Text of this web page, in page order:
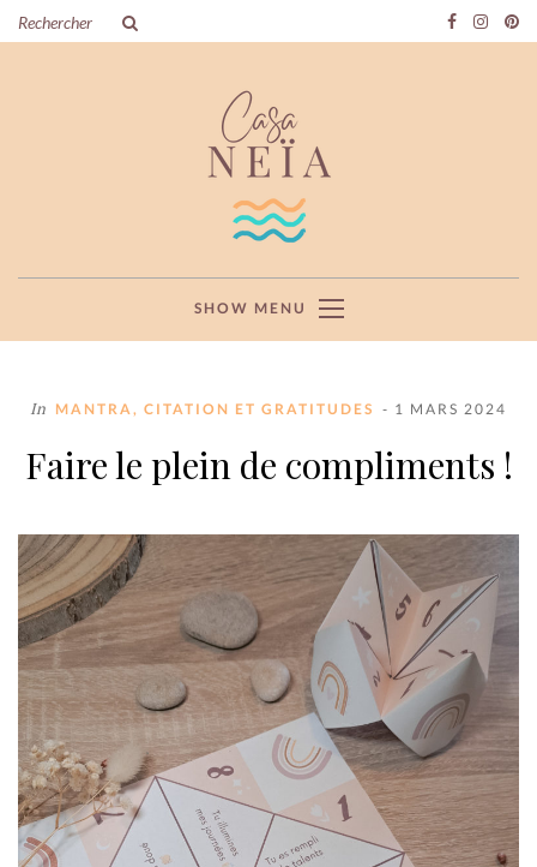
SHOW MENU
In MANTRA, CITATION ET GRATITUDES - 1 MARS 2024
Faire le plein de compliments !